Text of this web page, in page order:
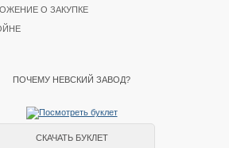
О ЗАКУПКЕ
ПОЧЕМУ НЕВСКИЙ ЗАВОД?
СКАЧАТЬ БУКЛЕТ